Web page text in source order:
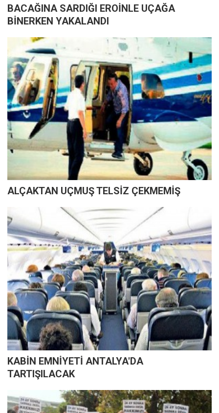
BACAĞINA SARDIĞI EROİNLE UÇAĞA
BİNERKEN YAKALANDI
ALÇAKTAN UÇMUŞ TELSİZ ÇEKMEMİŞ
KABİN EMNİYETİ ANTALYA'DA
TARTIŞILACAK